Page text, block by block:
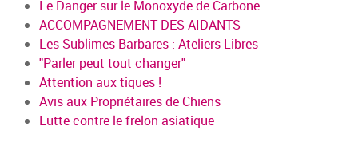
Le Danger sur le Monoxyde de Carbone
ACCOMPAGNEMENT DES AIDANTS
Les Sublimes Barbares : Ateliers Libres
"Parler peut tout changer"
Attention aux tiques !
Avis aux Propriétaires de Chiens
Lutte contre le frelon asiatique